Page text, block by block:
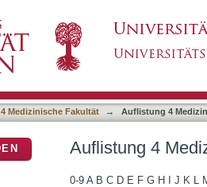
4 Medizinische Fakultät → Auflistung 4
Auflistung 4
0-9 A B C D E F G H J K L